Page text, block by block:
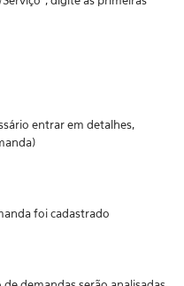
entrar em detalhes,
foi cadastrado